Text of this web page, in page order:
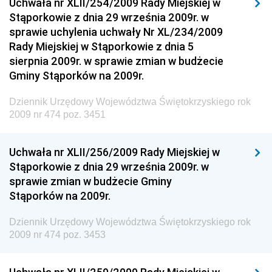
Środowiska
Dziennik Urzędowy Ministerstwa Administracji,
Gospodarki Terenowej i Ochrony Środowiska
Dziennik Urzędowy Ministerstwa Administracji i
Gospodarki Przestrzennej
Dziennik Urzędowy Unii Europejskiej, L
Dziennik Urzędowy Ministerstwa Komunikacji
Chemicznego i Lekkiego
Dziennik Urzędowy Ministerstwa Rolnictwa i
Gospodarki Żywnościowej
Społecznej
Dziennik Urzędowy Ministra Cyfryzacji
Stąporkowie z dnia 29 września 2009r. w
sprawie uchylenia uchwały Nr XL/234/2009
Rady Miejskiej w Stąporkowie z dnia 5
sierpnia 2009r. w sprawie zmian w budżecie
Gminy Stąporków na 2009r.
Dziennik Urzędowy Województwa Świętokrzyskiego rok
2009 nr 474 poz. 3451
Uchwała nr XLII/256/2009 Rady Miejskiej w
Stąporkowie z dnia 29 września 2009r. w
sprawie zmian w budżecie Gminy
Stąporków na 2009r.
Dziennik Urzędowy Województwa Świętokrzyskiego rok
2009 nr 474 poz. 3453